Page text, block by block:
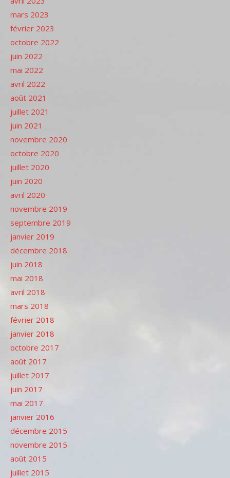
mars 2023
février 2023
octobre 2022
juin 2022
mai 2022
avril 2022
août 2021
juillet 2021
juin 2021
novembre 2020
octobre 2020
juillet 2020
juin 2020
avril 2020
novembre 2019
septembre 2019
janvier 2019
décembre 2018
juin 2018
mai 2018
avril 2018
mars 2018
février 2018
janvier 2018
octobre 2017
août 2017
juillet 2017
juin 2017
mai 2017
janvier 2016
décembre 2015
novembre 2015
août 2015
juillet 2015